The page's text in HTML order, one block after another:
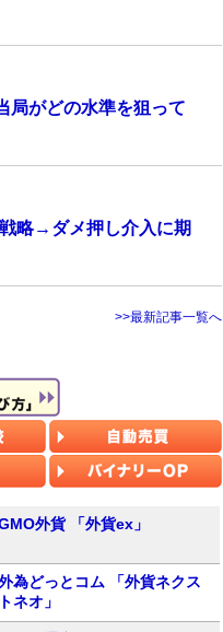
局がどの水準を狙って
略→ダメ押し介入に期
>>最新記事一覧へ
外貨 「外貨ex」
為どっとコム 「外貨ネクス
トネオ」